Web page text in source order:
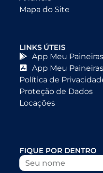
Mapa do Site
LINKS ÚTEIS
App Meu
App Meu
Política de
Proteção de Dados
Locações
FIQUE POR DENTRO